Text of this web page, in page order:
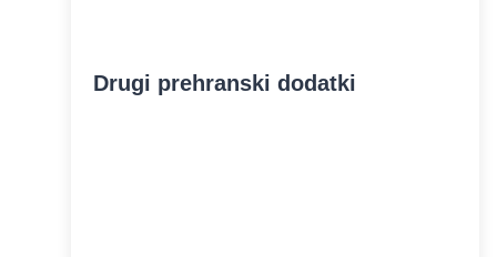
Drugi prehranski dodatki